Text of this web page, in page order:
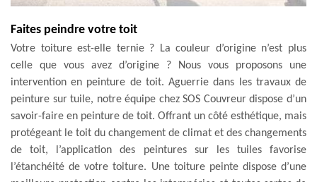
Faites peindre votre toit
Votre toiture est-elle ternie ? La couleur d’origine n’est plus
celle que vous avez d’origine ? Nous vous proposons une
intervention en peinture de toit. Aguerrie dans les travaux de
peinture sur tuile, notre équipe chez SOS Couvreur dispose d’un
savoir-faire en peinture de toit. Offrant un côté esthétique, mais
protégeant le toit du changement de climat et des changements
de toit, l’application des peintures sur les tuiles favorise
l’étanchéité de votre toiture. Une toiture peinte dispose d’une